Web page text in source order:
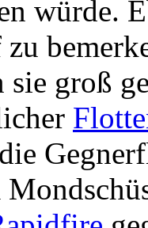
würde.
sie groß